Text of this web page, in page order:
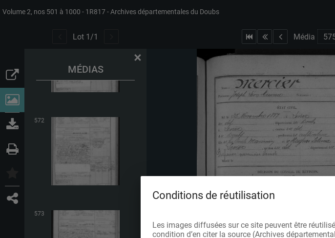
Volume 2, nos 501 à 1000 1R817 Archives départementales du Doubs
Lot 1 /1 Média
MÉDIAS
×
572
573
Conditions de réutilisation
Les images diffusées sur ce site peuvent être
condition d’en citer la source (Archives